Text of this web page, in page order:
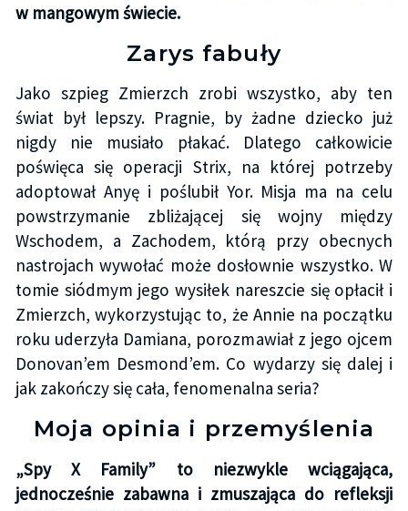
w mangowym świecie.
Zarys fabuły
Jako szpieg Zmierzch zrobi wszystko, aby ten
świat był lepszy. Pragnie, by żadne dziecko już
nigdy nie musiało płakać. Dlatego całkowicie
poświęca się operacji Strix, na której potrzeby
adoptował Anyę i poślubił Yor. Misja ma na celu
powstrzymanie zbliżającej się wojny między
Wschodem, a Zachodem, którą przy obecnych
nastrojach wywołać może dosłownie wszystko. W
tomie siódmym jego wysiłek nareszcie się opłacił i
Zmierzch, wykorzystując to, że Annie na początku
roku uderzyła Damiana, porozmawiał z jego ojcem
Donovan’em Desmond’em. Co wydarzy się dalej i
jak zakończy się cała, fenomenalna seria?
Moja opinia i przemyślenia
„Spy X Family” to niezwykle wciągająca,
jednocześnie zabawna i zmuszająca do refleksji